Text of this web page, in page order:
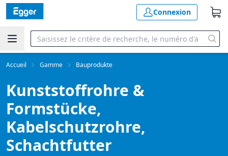
Connexion
Accueil Gamme Bauprodukte
Kunststoffrohre &
Formstücke,
Kabelschutzrohre,
Schachtfutter